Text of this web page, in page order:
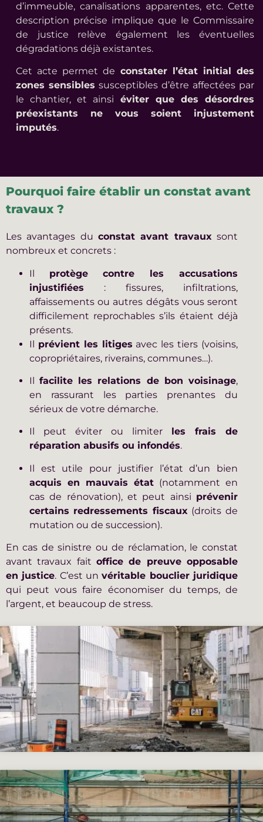
d’immeuble, canalisations apparentes, etc. Cette
description précise implique que le Commissaire
de justice relève également les éventuelles
dégradations déjà existantes.
Cet acte permet de constater l’état initial des
zones sensibles susceptibles d’être affectées par
le chantier, et ainsi éviter que des désordres
préexistants ne vous soient injustement
imputés.
Pourquoi faire établir un constat avant
travaux ?
Les avantages du constat avant travauxsont
nombreux et concrets :
Il protège contre les accusations
injustifiées : fissures, infiltrations,
affaissements ou autres dégâts vous seront
difficilement reprochables s’ils étaient déjà
présents.
Il prévient les litiges avec les tiers (voisins,
copropriétaires, riverains, communes…).
Ilfacilite les relations de bon voisinage,
en rassurant les parties prenantes du
sérieux de votre démarche.
Il peut éviter ou limiter
les frais de
réparation abusifs ou infondés.
Il est utile pour justifier l’état d’un bien
acquis en mauvais état(notamment en
cas de rénovation), et peut ainsi prévenir
certains redressements fiscaux(droits de
mutation ou de succession).
En cas de sinistre ou de réclamation, le constat
avant travaux fait office de preuve opposable
en justice. C’est unvéritable bouclier juridique
qui peut vous faire économiser du temps, de
l’argent, et beaucoup de stress.